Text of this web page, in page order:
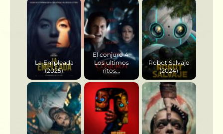
La Empleada
(2025)
El conjuro 4:
Los ultimos
ritos...
Robot Salvaje
(2024)